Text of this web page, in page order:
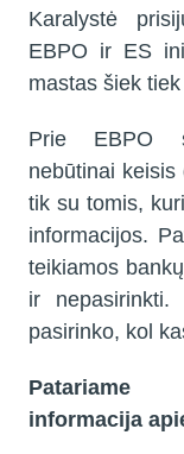
Karalystė
EBPO ir ES
mastas šiek
Prie EBPO
nebūtinai
tik su tomis,
informacijos.
teikiamos
ir nepasirinkti.
pasirinko, kol
Patariame
informacija